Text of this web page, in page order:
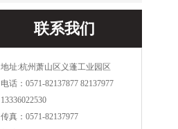
联系我们
地址:杭州萧山区义蓬工业园区
电话：0571-82137877 82137977
13336022530
传真：0571-82137977